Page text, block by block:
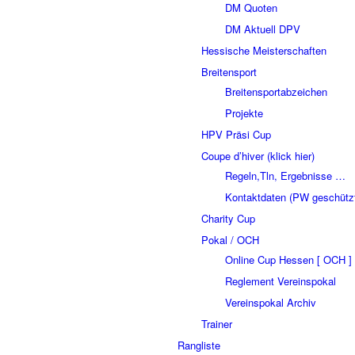
DM Quoten
DM Aktuell DPV
Hessische Meisterschaften
Breitensport
Breitensportabzeichen
Projekte
HPV Präsi Cup
Coupe d’hiver (klick hier)
Regeln,Tln, Ergebnisse …
Kontaktdaten (PW
Charity Cup
Pokal / OCH
Online Cup Hessen [ OCH ]
Reglement Vereinspokal
Vereinspokal Archiv
Trainer
Rangliste